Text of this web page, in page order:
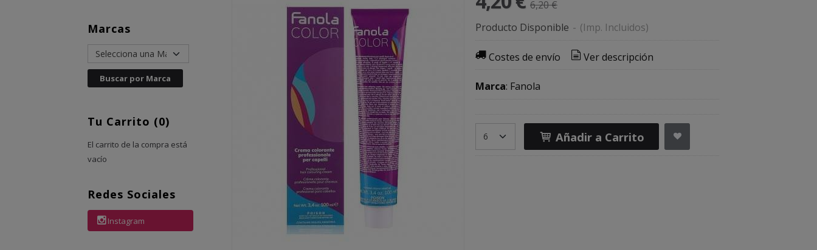
Marcas
Tu Carrito (0)
El carrito de la compra está
vacío
Redes Sociales
Instagram
6,20 €
Producto Disponible - (Imp. Incluidos)
Costes de envío Ver descripción
Marca: Fanola
Añadir a Carrito